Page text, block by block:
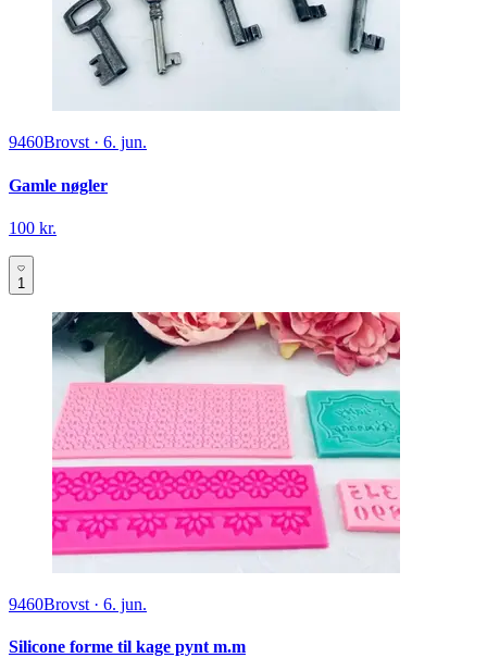
9460Brovst · 6. jun.
Gamle nøgler
100 kr.
1
9460Brovst · 6. jun.
Silicone forme til kage pynt m.m